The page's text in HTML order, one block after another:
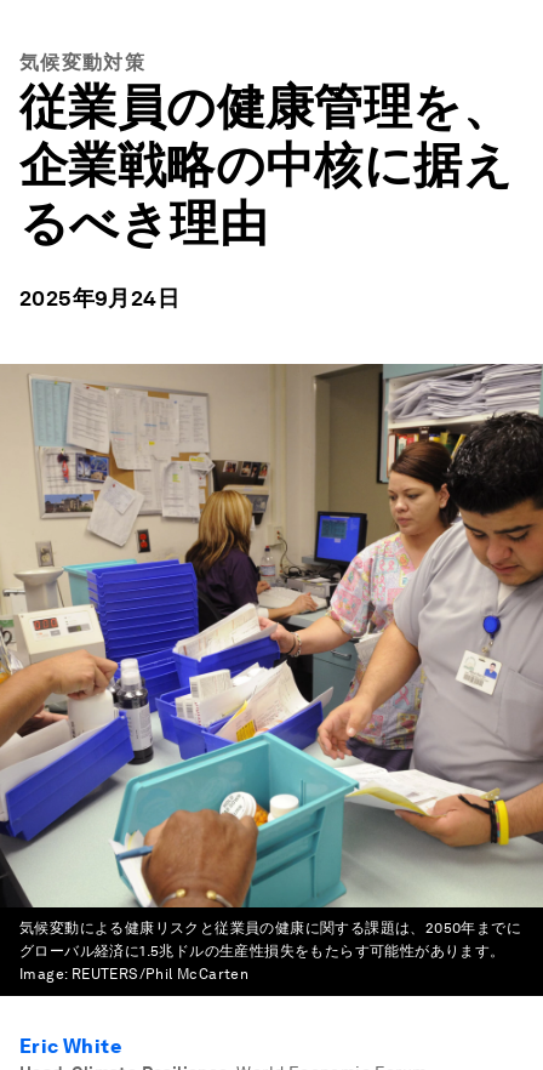
気候変動対策
従業員の健康管理を、
企業戦略の中核に据え
るべき理由
2025年9月24日
気候変動による健康リスクと従業員の健康に関する課題は、2050年までに
グローバル経済に1.5兆ドルの生産性損失をもたらす可能性があります。
Image: REUTERS/Phil McCarten
Eric White